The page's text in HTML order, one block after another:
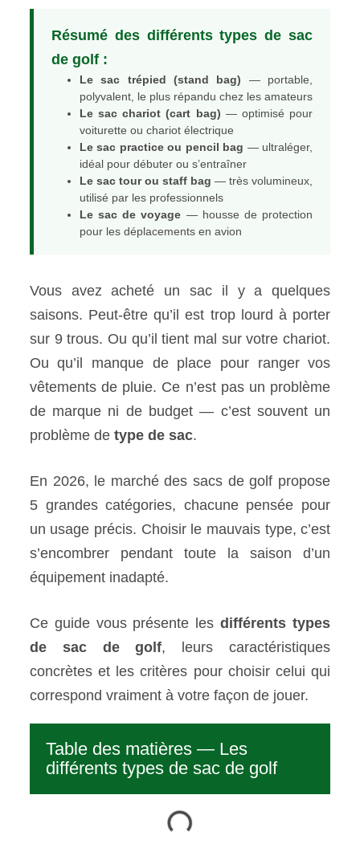
Résumé des différents types de sac
de golf :
Le sac trépied (stand bag) — portable,
polyvalent, le plus répandu chez les amateurs
Le sac chariot (cart bag) — optimisé pour
voiturette ou chariot électrique
Le sac practice ou pencil bag — ultraléger,
idéal pour débuter ou s’entraîner
Le sac tour ou staff bag — très volumineux,
utilisé par les professionnels
Le sac de voyage — housse de protection
pour les déplacements en avion
Vous avez acheté un sac il y a quelques
saisons. Peut-être qu’il est trop lourd à porter
sur 9 trous. Ou qu’il tient mal sur votre chariot.
Ou qu’il manque de place pour ranger vos
vêtements de pluie. Ce n’est pas un problème
de marque ni de budget — c’est souvent un
problème de type de sac.
En 2026, le marché des sacs de golf propose
5 grandes catégories, chacune pensée pour
un usage précis. Choisir le mauvais type, c’est
s’encombrer pendant toute la saison d’un
équipement inadapté.
Ce guide vous présente lesdifférents types
de sac de golf, leurs caractéristiques
concrètes et les critères pour choisir celui qui
correspond vraiment à votre façon de jouer.
Table des matières — Les
différents types de sac de golf